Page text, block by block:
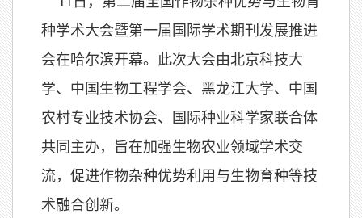
种学术大会暨第一届国际学术期刊发展推进
会在哈尔滨开幕。此次大会由北京科技大
学、中国生物工程学会、黑龙江大学、中国
农村专业技术协会、国际种业科学家联合体
共同主办，旨在加强生物农业领域学术交
流，促进作物杂种优势利用与生物育种等技
术融合创新。